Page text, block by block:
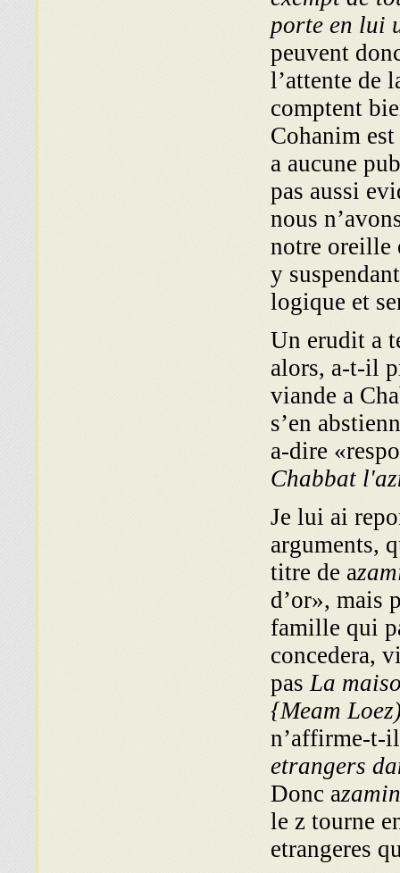
porte en lui
peuvent
l’attente de
comptent
Cohanim
a aucune
pas aussi
nous
notre oreille
y
logique et
Un erudit a
alors, a-t-il
viande a
s’en
a-dire
Chabbat
Je lui ai
arguments,
titre de a
d’or», mais
famille qui
concedera,
pasLa
{Meam
n’affirme-t-
etrangers
Donc a
le z tourne
etrangeres